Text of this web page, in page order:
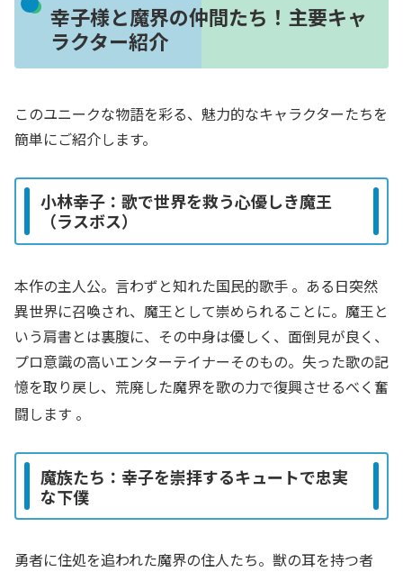
幸子様と魔界の仲間たち！主要キャ
ラクター紹介
このユニークな物語を彩る、魅力的なキャラクターたちを
簡単にご紹介します。
小林幸子：歌で世界を救う心優しき魔王
（ラスボス）
本作の主人公。言わずと知れた国民的歌手 。ある日突然
異世界に召喚され、魔王として崇められることに。魔王と
いう肩書とは裏腹に、その中身は優しく、面倒見が良く、
プロ意識の高いエンターテイナーそのもの。失った歌の記
憶を取り戻し、荒廃した魔界を歌の力で復興させるべく奮
闘します 。
魔族たち：幸子を崇拝するキュートで忠実
な下僕
勇者に住処を追われた魔界の住人たち。獣の耳を持つ者